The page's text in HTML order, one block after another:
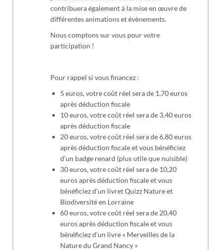
contribuera également à la mise en œuvre de
différentes animations et évènements.
Nous comptons sur vous pour votre
participation !
Pour rappel si vous financez :
5 euros, votre coût réel sera de 1,70 euros
après déduction fiscale
10 euros, votre coût réel sera de 3,40 euros
après déduction fiscale
20 euros, votre coût réel sera de 6,80 euros
après déduction fiscale et vous bénéficiez
d’un badge renard (plus utile que nuisible)
30 euros, votre coût réel sera de 10,20
euros après déduction fiscale et vous
bénéficiez d’un livret Quizz Nature et
Biodiversité en Lorraine
60 euros, votre coût réel sera de 20,40
euros après déduction fiscale et vous
bénéficiez d’un livre « Merveilles de la
Nature du Grand Nancy »